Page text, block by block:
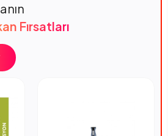
Fırsatları